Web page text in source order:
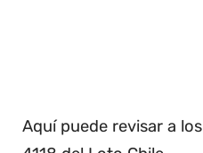
Aquí puede revisar a los